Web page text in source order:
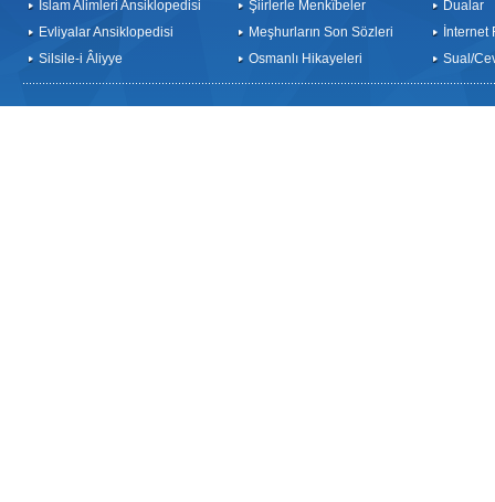
İslam Alimleri Ansiklopedisi
Evliyalar Ansiklopedisi
Silsile-i Âliyye
Şiirlerle Menkîbeler
Meşhurların Son Sözleri
Osmanlı Hikayeleri
Dualar
İnternet
Sual/